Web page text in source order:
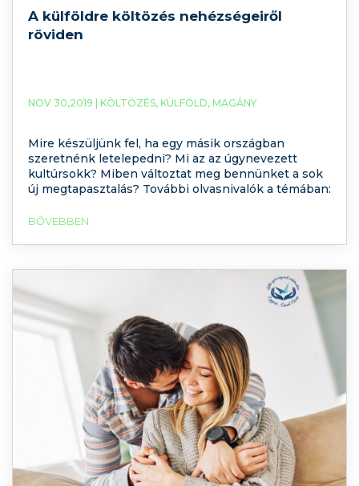
A külföldre költözés nehézségeiről
röviden
NOV 30,2019 | KÖLTÖZÉS, KÜLFÖLD, MAGÁNY
Mire készüljünk fel, ha egy másik országban
szeretnénk letelepedni? Mi az az úgynevezett
kultúrsokk? Miben változtat meg bennünket a sok
új megtapasztalás? További olvasnivalók a témában:
BŐVEBBEN